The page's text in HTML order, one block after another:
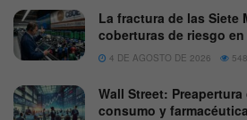
La fractura de las Siete
coberturas de riesgo
4 DE AGOSTO DE 2026 548
Wall Street:
consumo y